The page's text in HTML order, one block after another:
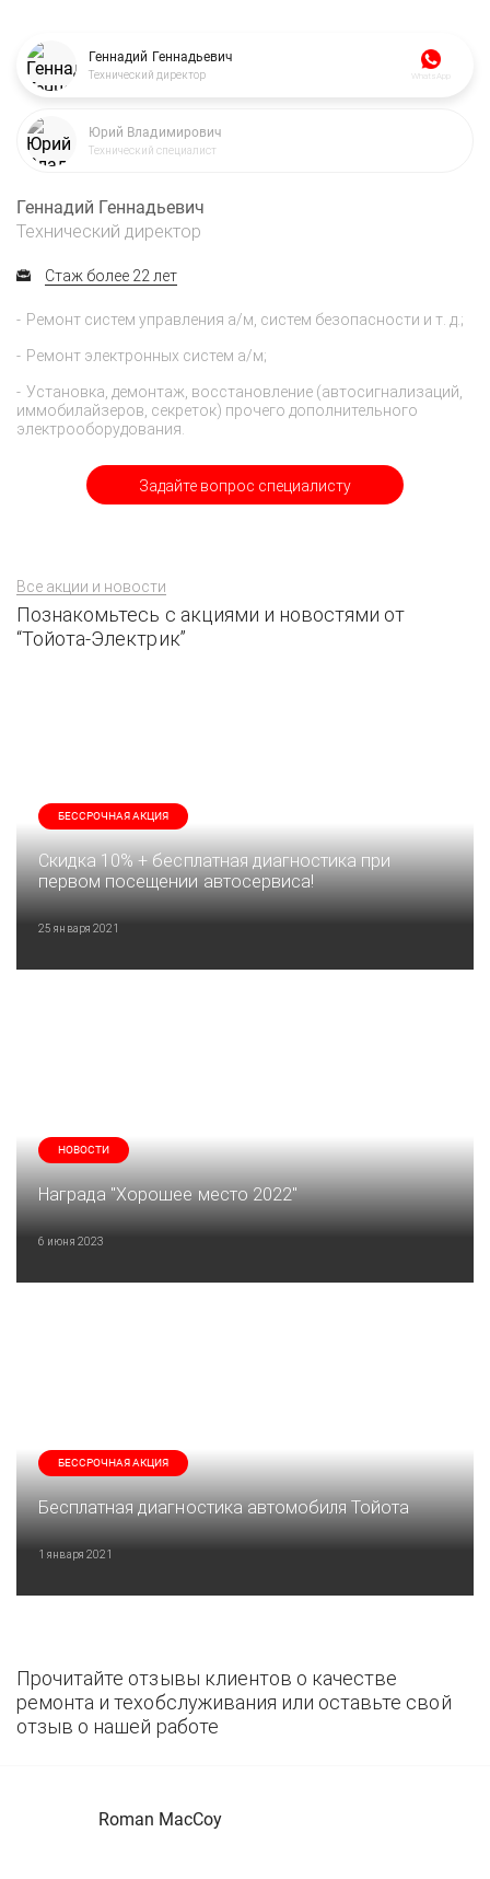
Геннадий Геннадьевич
Технический директор WhatsApp
Юрий Владимирович
Технический специалист
Задайте вопрос специалисту
Геннадий Геннадьевич
Технический директор
Стаж более 22 лет
Ремонт систем управления а/м, систем безопасности и т. д.;
Ремонт электронных систем а/м;
Установка, демонтаж, восстановление (автосигнализаций,
иммобилайзеров, секреток) прочего дополнительного
электрооборудования.
Все акции и новости
Познакомьтесь с акциями и новостями от
“Тойота-Электрик”
БЕССРОЧНАЯ АКЦИЯ
Скидка 10% + бесплатная диагностика при
первом посещении автосервиса!
25 января 2021
НОВОСТИ
Награда "Хорошее место 2022"
6 июня 2023
БЕССРОЧНАЯ АКЦИЯ
Бесплатная диагностика автомобиля Тойота
1 января 2021
Прочитайте отзывы клиентов о качестве
ремонта и техобслуживания или оставьте свой
отзыв о нашей работе
Roman MacCoy